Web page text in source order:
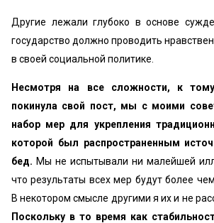
Другие лежали глубоко в основе
государство должно проводить
в своей социальной политике.
Несмотря на все сложности, к
покинула свой пост, мы с моими
набор мер для укрепления
которой был распространенным
бед. Мы не испытывали ни малейшей
что результаты всех мер будут более
В некотором смысле другими я их и не
Поскольку в то время как